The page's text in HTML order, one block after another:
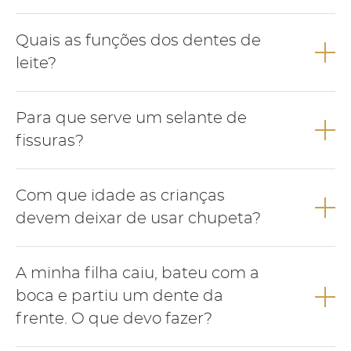
infância e pode ser removida numa consulta de medicina
dentária.
Quais as funções dos dentes de
leite?
mastigar, deglutir, manutenção de espaço para a correcta
erupção dos dentes definitivos e estética.
Para que serve um selante de
fissuras?
dos dentes com o objectivo de evitar a acumulação de restos
alimentares e prevenir o aparecimento de cárie.
Com que idade as crianças
devem deixar de usar chupeta?
criança deve deixar de usar chupeta até aos 3 anos de idade.
A minha filha caiu, bateu com a
boca e partiu um dente da
frente. O que devo fazer?